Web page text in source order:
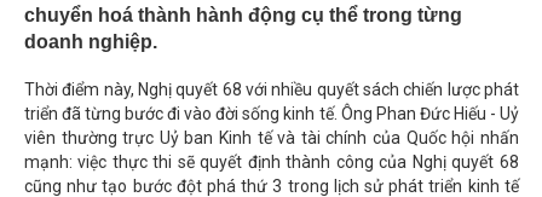
chuyển hoá thành hành động cụ thể trong từng
doanh nghiệp.
Thời điểm này, Nghị quyết 68 với nhiều quyết sách chiến lược phát
triển đã từng bước đi vào đời sống kinh tế. Ông Phan Đức Hiếu - Uỷ
viên thường trực Uỷ ban Kinh tế và tài chính của Quốc hội nhấn
mạnh: việc thực thi sẽ quyết định thành công của Nghị quyết 68
cũng như tạo bước đột phá thứ 3 trong lịch sử phát triển kinh tế